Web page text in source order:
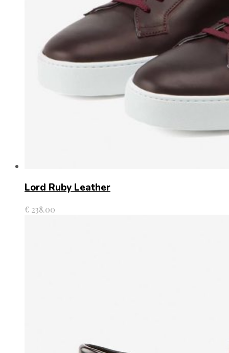
Lord Ruby Leather
€ 238.00